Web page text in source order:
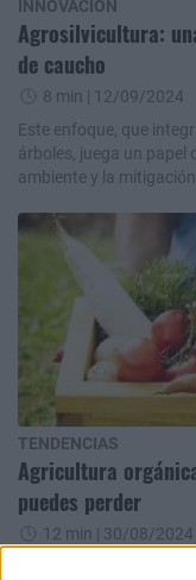
INNOVACIÓN
Agrosilvicultura:
de caucho
8 min | 12/09/2024
Este enfoque, que
árboles, juega un papel
ambiente y la
TENDENCIAS
Agricultura
puedes perder
12 min | 30/08/2024